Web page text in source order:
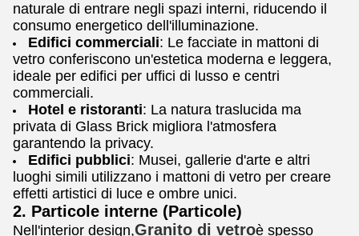
naturale di entrare negli spazi interni, riducendo il
consumo energetico dell'illuminazione.
Edifici commerciali: Le facciate in mattoni di
vetro conferiscono un'estetica moderna e leggera,
ideale per edifici per uffici di lusso e centri
commerciali.
Hotel e ristoranti: La natura traslucida ma
privata di Glass Brick migliora l'atmosfera
garantendo la privacy.
Edifici pubblici: Musei, gallerie d'arte e altri
luoghi simili utilizzano i mattoni di vetro per creare
effetti artistici di luce e ombre unici.
2. Particole interne (Particole)
Nell'interior design,Granito di vetroè spesso